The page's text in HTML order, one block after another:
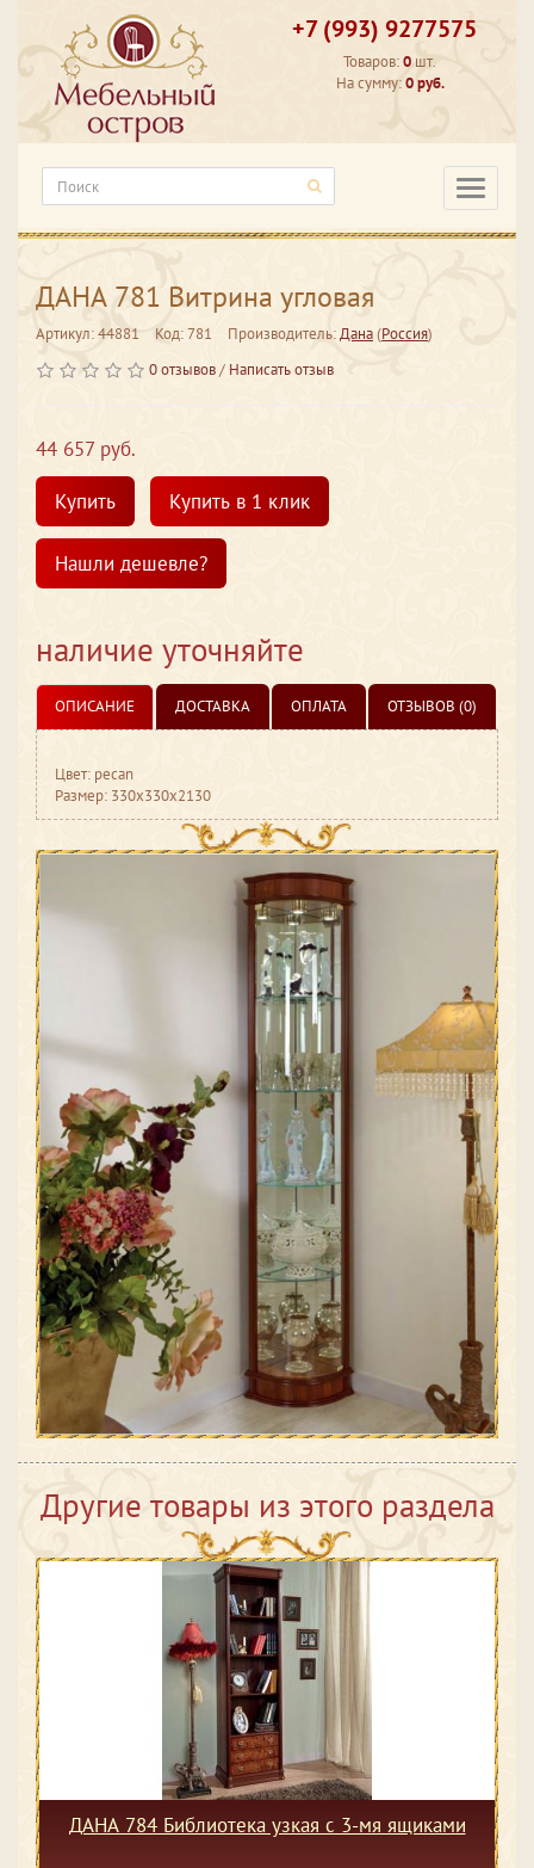
+7 (993) 9277575
Товаров:0 шт.
На сумму:0 руб.
ДАНА 781 Витрина угловая
Артикул: 44881 Код: 781 Производитель:Дана(Россия)
0 отзывов/ Написать отзыв
44 657 руб.
Купить
Купить в 1 клик
Нашли дешевле?
наличие уточняйте
ОПИСАНИЕ ДОСТАВКА ОПЛАТА ОТЗЫВОВ (0)
Цвет: pecan
Размер: 330x330x2130
Другие товары из этого раздела
ДАНА 784 Библиотека узкая с 3-мя ящиками